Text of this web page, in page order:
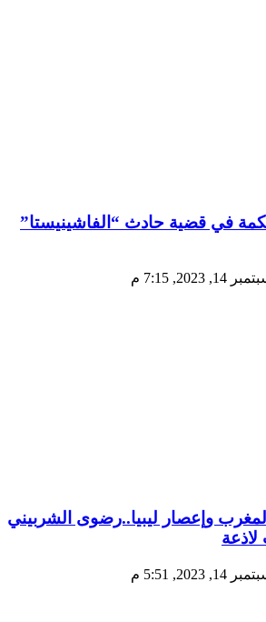
في قضية حادث “الفاشينيستا”
14, 2023, 7:15 م
وإعصار ليبيا..رضوى الشربيني
لاذعة
14, 2023, 5:51 م